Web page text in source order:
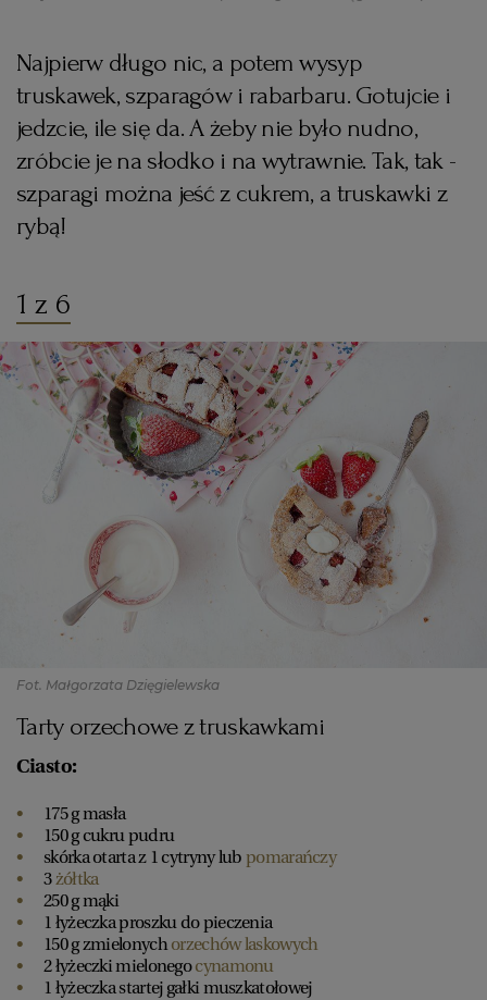
SOST, DIPY I INNE DODATKI
KUCHNIA INDYJSKA
KUCHNIA HISZPAŃSKA
GORZÓW WIELKOPOLSKI
KALISZ
KOSZALIN
KRAKÓW
LUBLIN
OLSZTYN
OPOLE
RYBNIK
TYLKO ZDROWIE
KSIĄŻKI. MAGAZYN DO CZYTANIA
JUTRONAUCI
ARCHIWUM
TOK FM
SPORT.PL
PUBLIO.PL
KULTURALNYSKLEP.PL
DZIECKO
ZDROWIE
FORUM
Najpierw długo nic, a potem wysyp
truskawek, szparagów i rabarbaru. Gotujcie i
jedzcie, ile się da. A żeby nie było nudno,
zróbcie je na słodko i na wytrawnie. Tak, tak -
szparagi można jeść z cukrem, a truskawki z
rybą!
1 z 6
Fot. Małgorzata Dzięgielewska
Tarty orzechowe z truskawkami
Ciasto:
175 g masła
150 g cukru pudru
skórka otarta z 1 cytryny lub pomarańczy
3żółtka
250 g mąki
1 łyżeczka proszku do pieczenia
150 g zmielonychorzechów laskowych
2 łyżeczki mielonegocynamonu
1 łyżeczka startej gałki muszkatołowej